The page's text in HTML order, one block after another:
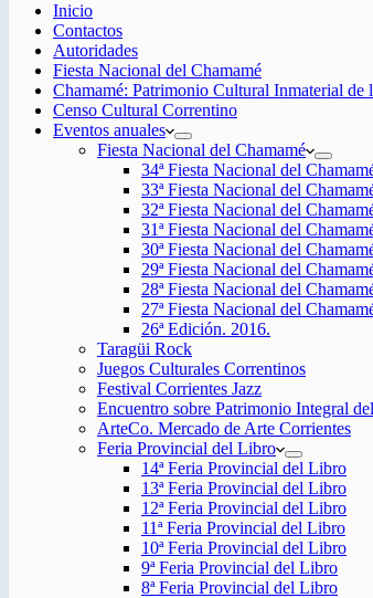
Inicio
Contactos
Autoridades
Fiesta Nacional del Chamamé
Chamamé: Patrimonio Cultural Inmaterial de
Censo Cultural Correntino
Eventos anuales
Fiesta Nacional del Chamamé
34ª Fiesta Nacional del
33ª Fiesta Nacional del
32ª Fiesta Nacional del
31ª Fiesta Nacional del
30ª Fiesta Nacional del
29ª Fiesta Nacional del
28ª Fiesta Nacional del
27ª Fiesta Nacional del
26ª Edición. 2016.
Taragüi Rock
Juegos Culturales Correntinos
Festival Corrientes Jazz
Encuentro sobre Patrimonio Integral
ArteCo. Mercado de Arte Corrientes
Feria Provincial del Libro
14ª Feria Provincial del Libro
13ª Feria Provincial del Libro
12ª Feria Provincial del Libro
11ª Feria Provincial del Libro
10ª Feria Provincial del Libro
9ª Feria Provincial del Libro
8ª Feria Provincial del Libro